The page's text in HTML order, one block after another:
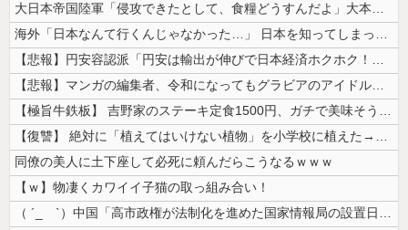
大日本帝国陸軍「侵攻できたとして、食糧どうすんだよ」大本営「現地調達」...
海外「日本なんて行くんじゃなかった…」 日本を知ってしまったディズニー...
【悲報】円安容認派「円安は輸出が伸びで日本経済ホクホク！」⇒ 世界に売...
【悲報】マンガの編集者、令和になってもグラビアのアイドルを美味しくいた...
【極旨牛鉄板】 吉野家のステーキ定食1500円、ガチで美味そうｗｗｗ
【復讐】 絶対に「植えてはいけない植物」を小学校に植えた→20年経って...
同僚の美人に土下座して必死に頼んだらこうなるｗｗｗ
【ｗ】物凄くカワイイ子猫の取っ組み合い！
（ ´_ゝ`）中国「高市政権が法制化を進めた国家情報局の設置日が7月3...